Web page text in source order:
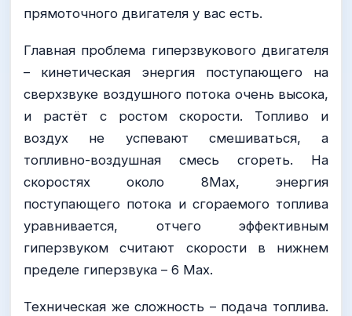
прямоточного двигателя у вас есть.
Главная проблема гиперзвукового двигателя
– кинетическая энергия поступающего на
сверхзвуке воздушного потока очень высока,
и растёт с ростом скорости. Топливо и
воздух не успевают смешиваться, а
топливно-воздушная смесь сгореть. На
скоростях около 8Мах, энергия
поступающего потока и сгораемого топлива
уравнивается, отчего эффективным
гиперзвуком считают скорости в нижнем
пределе гиперзвука – 6 Мах.
Техническая же сложность – подача топлива.